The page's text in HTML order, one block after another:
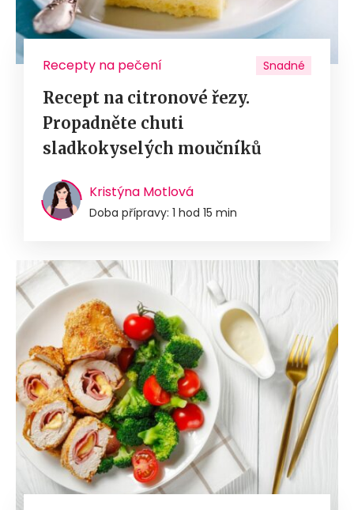
Recepty na pečení Snadné
Recept na citronové řezy.
Propadněte chuti
sladkokyselých moučníků
Kristýna Motlová
Doba přípravy: 1 hod 15 min